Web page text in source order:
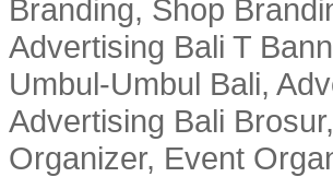
Branding, Shop
Advertising Bali T
Umbul-Umbul Bali,
Advertising Bali
Organizer, Event